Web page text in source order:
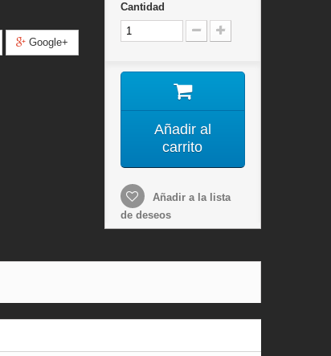
Google+
Cantidad
Añadir al
carrito
Añadir a la lista
de deseos